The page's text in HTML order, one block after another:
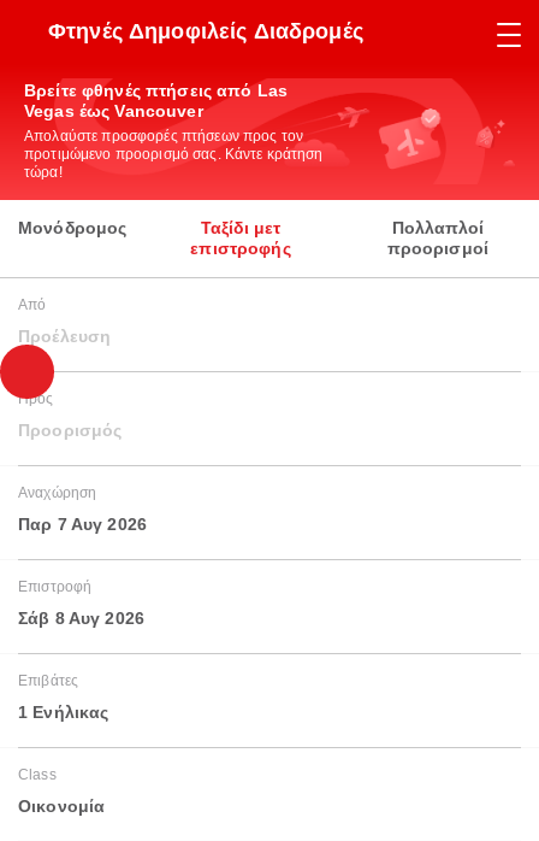
Φτηνές Δημοφιλείς Διαδρομές
Βρείτε φθηνές πτήσεις από Las
Vegas έως Vancouver
Απολαύστε προσφορές πτήσεων προς τον
προτιμώμενο προορισμό σας. Κάντε κράτηση
τώρα!
Μονόδρομος
Ταξίδι μετ
επιστροφής
Πολλαπλοί
προορισμοί
Από
Προέλευση
Προς
Προορισμός
Αναχώρηση
Παρ 7 Αυγ 2026
Επιστροφή
Σάβ 8 Αυγ 2026
Επιβάτες
1 Ενήλικας
Class
Οικονομία